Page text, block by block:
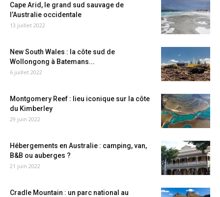
Cape Arid, le grand sud sauvage de
l’Australie occidentale
13 juillet 2022
New South Wales : la côte sud de
Wollongong à Batemans...
6 juillet 2022
Montgomery Reef : lieu iconique sur la côte
du Kimberley
29 juin 2022
Hébergements en Australie : camping, van,
B&B ou auberges ?
21 juin 2022
Cradle Mountain : un parc national au